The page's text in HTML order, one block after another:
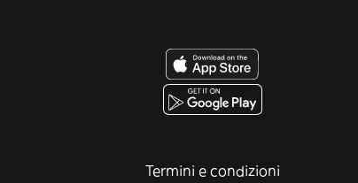
Termini e condizioni